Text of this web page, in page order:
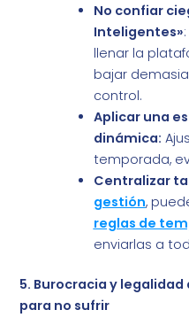
No confiar
Inteligentes»
llenar la
bajar
control.
Aplicar una
dinámica:
temporada,
Centralizar
gestión,
reglas de
enviarlas a
5. Burocracia y
para no sufrir